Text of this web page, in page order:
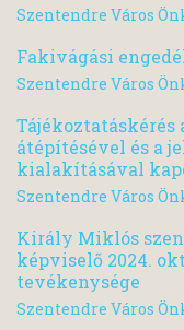
Szentendre Város
Fakivágási
Szentendre Város
Tájékoztatáskérés
átépítésével és a
kialakításával
Szentendre Város
Király Miklós
képviselő 2024.
tevékenysége
Szentendre Város